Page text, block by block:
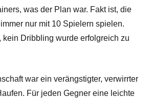
was der Plan war. Fakt ist, die
nur mit 10 Spielern spielen.
kein Dribbling wurde erfolgreich zu
war ein verängstigter, verwirrter
Für jeden Gegner eine leichte